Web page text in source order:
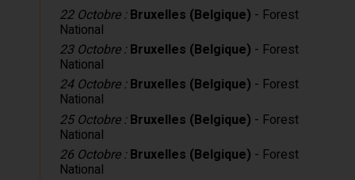
22 Octobre : Bruxelles (Belgique)
National
23 Octobre : Bruxelles (Belgique)
National
24 Octobre : Bruxelles (Belgique)
National
25 Octobre : Bruxelles (Belgique)
National
26 Octobre : Bruxelles (Belgique)
National